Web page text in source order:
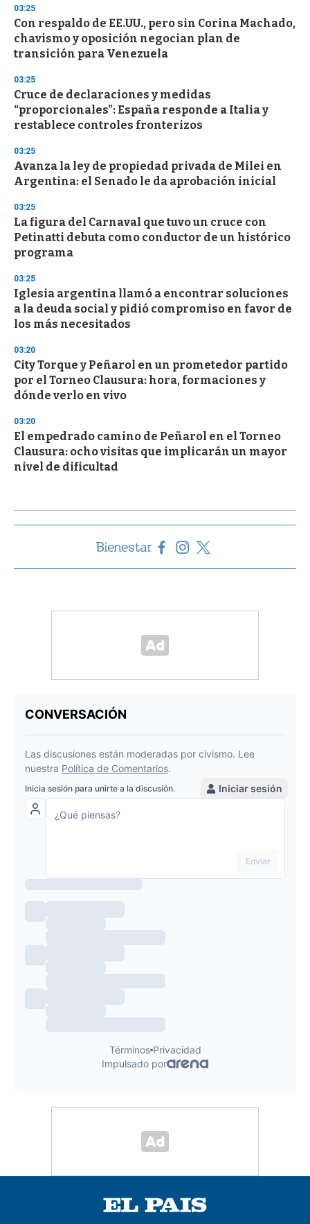
s
e
c
o
n
03:25
Con respaldo de EE.UU., pero sin Corina Machado,
chavismo y oposición negocian plan de
transición para Venezuela
03:25
Cruce de declaraciones y medidas
“proporcionales”: España responde a Italia y
restablece controles fronterizos
03:25
Avanza la ley de propiedad privada de Milei en
Argentina: el Senado le da aprobación inicial
03:25
La figura del Carnaval que tuvo un cruce con
Petinatti debuta como conductor de un histórico
programa
03:25
Iglesia argentina llamó a encontrar soluciones
a la deuda social y pidió compromiso en favor de
los más necesitados
03:20
City Torque y Peñarol en un prometedor partido
por el Torneo Clausura: hora, formaciones y
dónde verlo en vivo
03:20
El empedrado camino de Peñarol en el Torneo
Clausura: ocho visitas que implicarán un mayor
nivel de dificultad